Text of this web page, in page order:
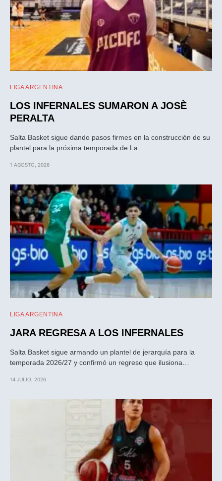
LIGA ARGENTINA
LOS INFERNALES SUMARON A JOSÈ
PERALTA
Salta Basket sigue dando pasos firmes en la construcción de su
plantel para la próxima temporada de La…
1 AGOSTO, 2026
LIGA ARGENTINA
JARA REGRESA A LOS INFERNALES
Salta Basket sigue armando un plantel de jerarquía para la
temporada 2026/27 y confirmó un regreso que ilusiona…
14 JULIO, 2026